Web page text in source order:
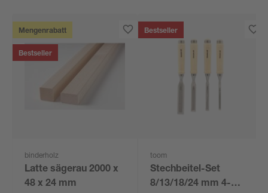
Mengenrabatt
Bestseller
binderholz
Latte sägerau 2000 x
48 x 24 mm
Bestseller
toom
Stechbeitel-Set
8/13/18/24 mm 4-